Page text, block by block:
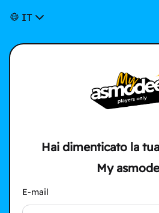
IT
Hai dimenticato la
My
E-mail